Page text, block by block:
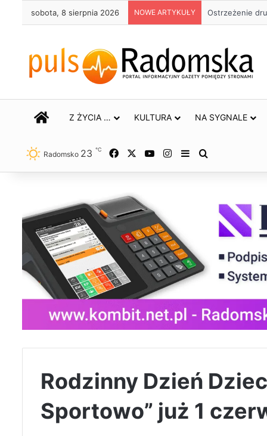
sobota, 8 sierpnia 2026 NOWE ARTYKUŁY Około 90 tys.
STRONA GŁÓWNA
Z ŻYCIA … KULTURA NA SYGNALE
Radomsko 23 ℃ Facebook YouTubeInstagram
Sidebar
Rodzinny Dzień
Sportowo” już 1